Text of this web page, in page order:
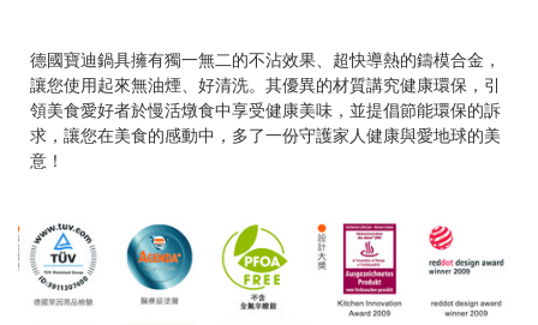
德國寶迪鍋具擁有獨一無二的不沾效果、超快導熱的鑄模合金，
讓您使用起來無油煙、好清洗。其優異的材質講究健康環保，引
領美食愛好者於慢活燉食中享受健康美味，並提倡節能環保的訴
求，讓您在美食的感動中，多了一份守護家人健康與愛地球的美
意！